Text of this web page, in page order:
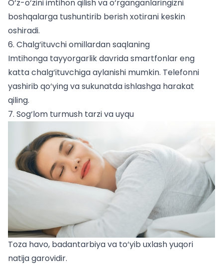
O‘z-o‘zini imtihon qilish va o‘rganganlaringizni
boshqalarga tushuntirib berish xotirani keskin
oshiradi.
6. Chalg‘ituvchi omillardan saqlaning
Imtihonga tayyorgarlik davrida smartfonlar eng
katta chalg‘ituvchiga aylanishi mumkin. Telefonni
yashirib qo‘ying va sukunatda ishlashga harakat
qiling.
7. Sog‘lom turmush tarzi va uyqu
Toza havo, badantarbiya va to‘yib uxlash yuqori
natija garovidir.